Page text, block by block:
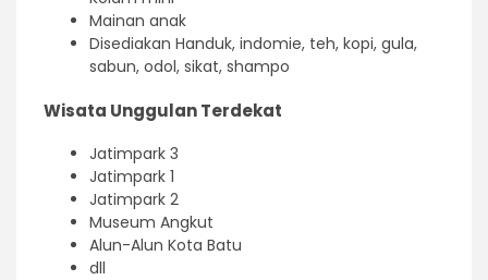
Mainan anak
Disediakan Handuk, indomie, teh, kopi, gula,
sabun, odol, sikat, shampo
Wisata Unggulan Terdekat
Jatimpark 3
Jatimpark 1
Jatimpark 2
Museum Angkut
Alun-Alun Kota Batu
dll